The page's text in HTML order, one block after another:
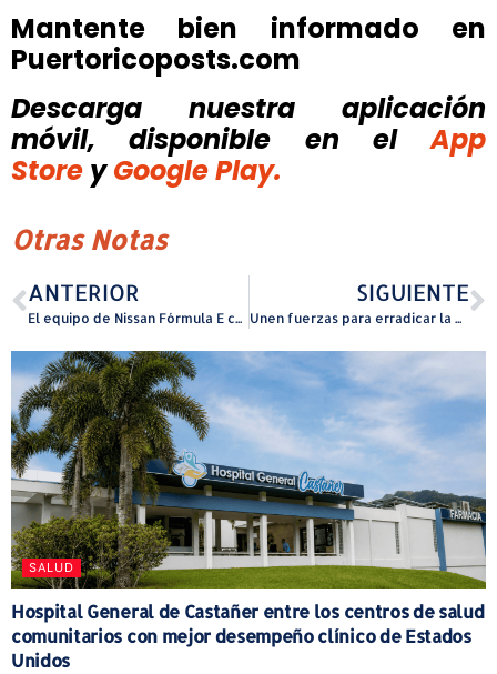
Mantente bien informado en
Puertoricoposts.com
Descarga nuestra aplicación
móvil, disponible
en el
App
Store y Google Play.
Otras Notas
ANTERIOR
El equipo de Nissan Fórmula E consigue una excelente victoria y un segundo puesto en el Jeddah E-Prix
SIGUIENTE
Unen fuerzas para erradicar la violencia de género a través del empoderamiento económico
SALUD
Hospital General de Castañer entre los centros de salud
comunitarios con mejor desempeño clínico de Estados
Unidos